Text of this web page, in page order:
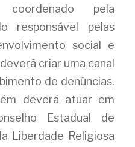
coordenado pela
responsável pelas
social e
criar uma canal
de denúncias.
deverá atuar em
Estadual de
Liberdade Religiosa